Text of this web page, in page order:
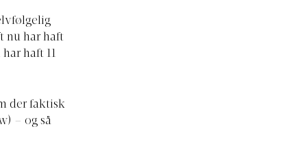
nu har haft
haft 11
der faktisk
– og så